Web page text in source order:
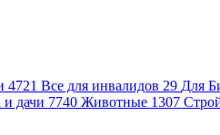
4721 Все для инвалидов 29 Для
и дачи 7740 Животные 1307